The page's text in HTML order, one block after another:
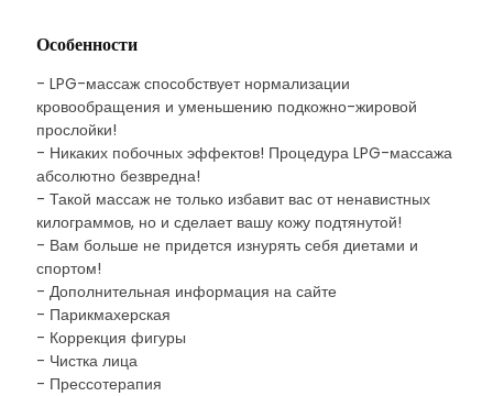
Особенности
- LPG-массаж способствует нормализации
кровообращения и уменьшению подкожно-жировой
прослойки!
- Никаких побочных эффектов! Процедура LPG-массажа
абсолютно безвредна!
- Такой массаж не только избавит вас от ненавистных
килограммов, но и сделает вашу кожу подтянутой!
- Вам больше не придется изнурять себя диетами и
спортом!
- Дополнительная информация на сайте
- Парикмахерская
- Коррекция фигуры
- Чистка лица
- Прессотерапия